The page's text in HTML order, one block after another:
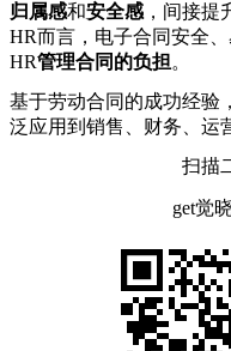
归属感和安全感，间接提
HR而言，电子合同安全
HR管理合同的负担。
基于劳动合同的成功经验
泛应用到销售、财务、运
扫描
get觉